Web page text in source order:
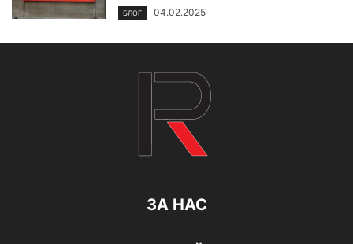
БЛОГ 04.02.2025
ЗА НАС